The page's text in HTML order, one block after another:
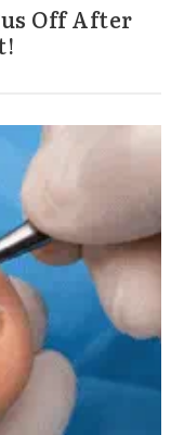
Off After